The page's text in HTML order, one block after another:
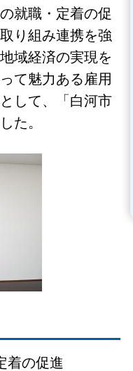
就職・定着の促
り組み連携を強
域経済の実現を
て魅力ある雇用
して、「白河市
た。
着の促進